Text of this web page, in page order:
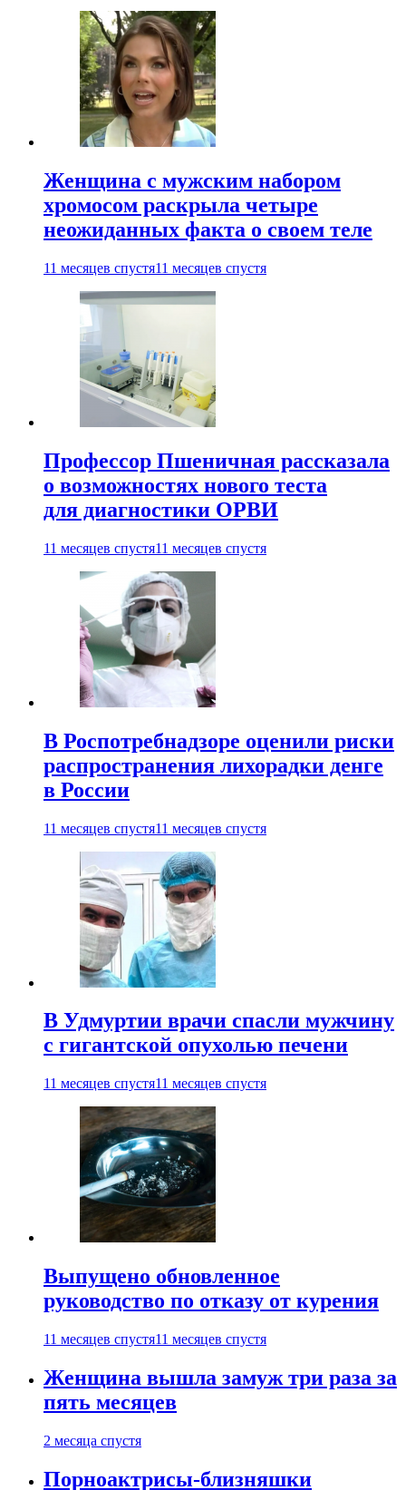
Женщина с мужским набором
хромосом раскрыла четыре
неожиданных факта о своем теле
11 месяцев спустя11 месяцев спустя
Профессор Пшеничная рассказала
о возможностях нового теста
для диагностики ОРВИ
11 месяцев спустя11 месяцев спустя
В Роспотребнадзоре оценили риски
распространения лихорадки денге
в России
11 месяцев спустя11 месяцев спустя
В Удмуртии врачи спасли мужчину
с гигантской опухолью печени
11 месяцев спустя11 месяцев спустя
Выпущено обновленное
руководство по отказу от курения
11 месяцев спустя11 месяцев спустя
Женщина вышла замуж три раза за
пять месяцев
2 месяца спустя
Порноактрисы-близняшки